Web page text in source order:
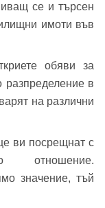
се и търсен
имоти във
обяви за
разпределение в
на различни
ви посрещнат с
отношение.
значение, тъй